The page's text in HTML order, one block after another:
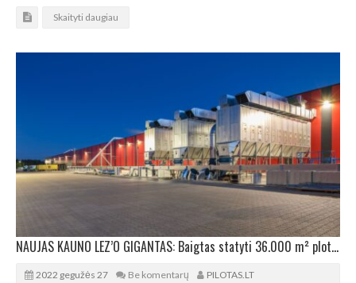
Skaityti daugiau
NAUJAS KAUNO LEZ’O GIGANTAS: Baigtas statyti 36.000 m² ploto baldų fabrikas
2022 gegužės 27 Be komentarų PILOTAS.LT